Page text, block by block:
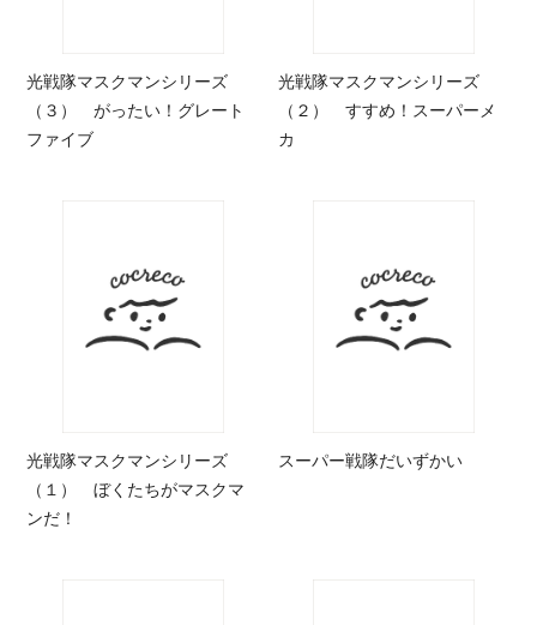
光戦隊マスクマンシリーズ
（３） がったい！グレート
ファイブ
光戦隊マスクマンシリーズ
（２） すすめ！スーパーメ
カ
光戦隊マスクマンシリーズ
（１） ぼくたちがマスクマ
ンだ！
スーパー戦隊だいずかい